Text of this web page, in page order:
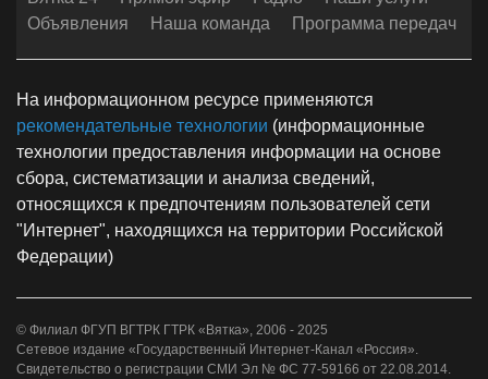
Объявления
Наша команда Программа передач
На информационном ресурсе применяются
рекомендательные технологии (информационные
технологии предоставления информации на основе
сбора, систематизации и анализа сведений,
относящихся к предпочтениям пользователей сети
"Интернет", находящихся на территории Российской
Федерации)
© Филиал ФГУП ВГТРК ГТРК «Вятка», 2006 - 2025
Сетевое издание «Государственный Интернет-Канал «Россия».
Свидетельство о регистрации СМИ Эл № ФС 77-59166 от 22.08.2014.